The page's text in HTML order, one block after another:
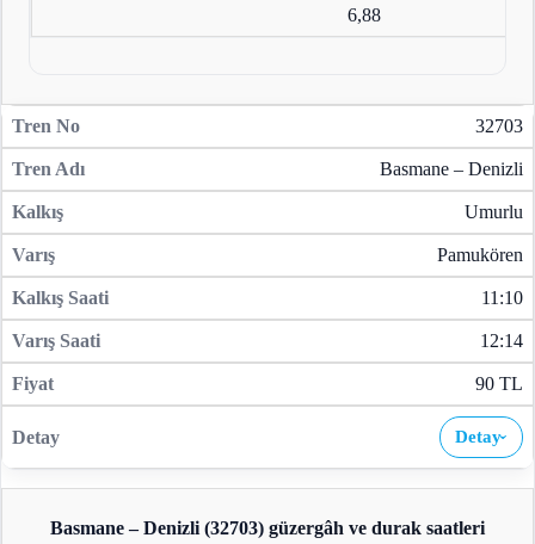
6,88
32703
Basmane – Denizli
Umurlu
Pamukören
11:10
12:14
90 TL
Detay›
Basmane – Denizli (32703) güzergâh ve durak saatleri